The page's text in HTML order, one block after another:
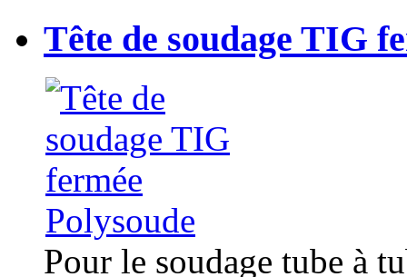
Tête de soudage TIG
Pour le soudage tube à